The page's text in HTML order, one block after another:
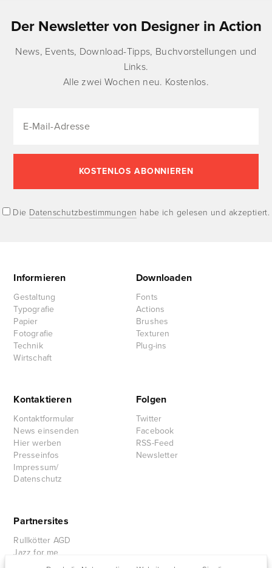
Der Newsletter von Designer in Action
News, Events, Download-Tipps, Buchvorstellungen und
Links.
Alle zwei Wochen neu. Kostenlos.
Die Datenschutzbestimmungen habe ich gelesen und akzeptiert.
Informieren
Gestaltung
Typografie
Papier
Fotografie
Technik
Wirtschaft
Downloaden
Fonts
Actions
Brushes
Texturen
Plug-ins
Kontaktieren
Kontaktformular
News einsenden
Hier werben
Presseinfos
Impressum/
Datenschutz
Folgen
Twitter
Facebook
RSS-Feed
Newsletter
Partnersites
Rullkötter AGD
Jazz for me